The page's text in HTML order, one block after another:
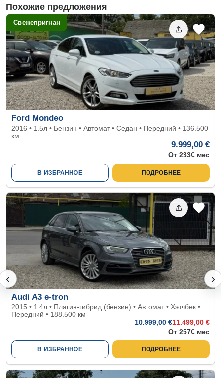
Похожие предложения
‹ ›
Свежепригнан
Ford Mondeo
2016 • 1.5л • Бензин • Автомат • Седан • Передний • 136.500
км
9.999,00 €
От 233€ мес
В ИЗБРАННОЕ ПОДРОБНЕЕ
Audi A3 e-tron
2015 • 1.4л • Плагин-гибрид (бензин) • Автомат • Хэтчбек •
Передний • 188.500 км
10.999,00 €11.499,00 €
От 257€ мес
В ИЗБРАННОЕ ПОДРОБНЕЕ